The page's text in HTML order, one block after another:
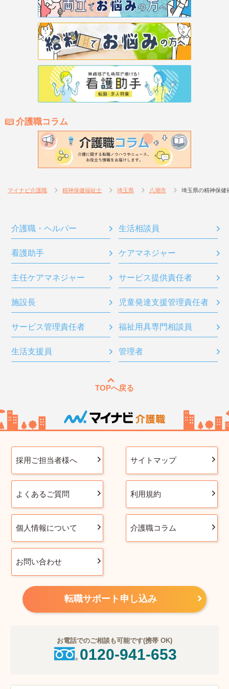
介護職コラム
マイナビ介護職 精神保健福祉士 埼玉県 八潮市 埼玉県の精神保健
介護職・ヘルパー 生活相談員
看護助手 ケアマネジャー
主任ケアマネジャー サービス提供責任者
施設長 児童発達支援管理責任者
サービス管理責任者 福祉用具専門相談員
生活支援員 管理者
TOPへ戻る
採用ご担当者様へ サイトマップ
よくあるご質問 利用規約
個人情報について 介護職コラム
お問い合わせ
転職サポート申し込み
お電話でのご相談も可能です(携帯 OK)
0120-941-653